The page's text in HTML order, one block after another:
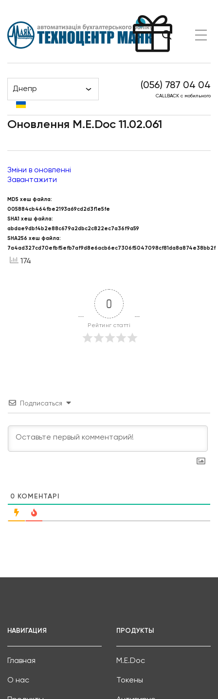
Днепр (056) 787 04 04
CALLBACK с мобильного
Головна Новости Оновлення M.E.Doc 11.02.061
Оновлення M.E.Doc 11.02.061
Зміни в оновленні
Завантажити
MD5 хеш файла:
005884cb464fbe2193a69cd2d3f1e5fe
SHA1 хеш файла:
abdae9dbf4b2e88c679a2dbc2c822ec7a36f9a59
SHA256 хеш файла:
7a4ad327cd70efbf5efb7af9d8e6acb6ec7306f5047098cf81da8a874e38bb2f
174
0
Рейтинг статті
Подписаться
0 КОМЕНТАРІ
НАВИГАЦИЯ
Главная
О нас
ПРОДУКТЫ
M.E.Doc
Токены